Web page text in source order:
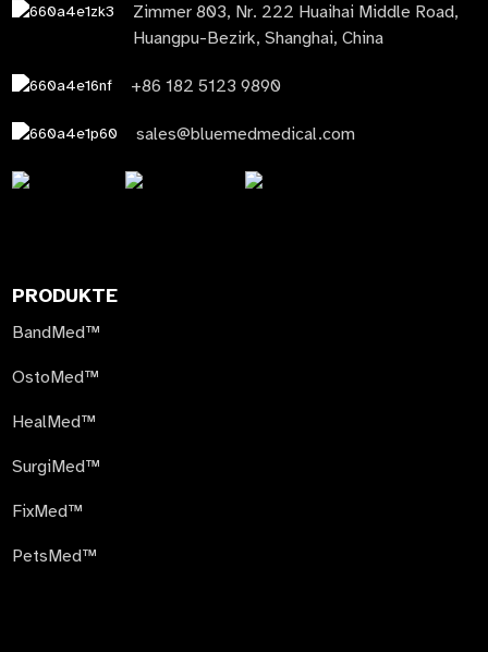
Zimmer 803, Nr. 222 Huaihai Middle Road,
Huangpu-Bezirk, Shanghai, China
+86 182 5123 9890
sales@bluemedmedical.com
PRODUKTE
BandMed™
OstoMed™
HealMed™
SurgiMed™
FixMed™
PetsMed™